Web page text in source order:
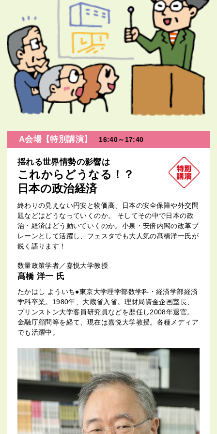
A会場【特別講演】 16:40～17:40
揺れる世界情勢の影響は
これからどうなる！？
日本の政治経済
終わりの見えない円安と物価高、日本の安全保障や外交問
題などはどうなっていくのか。 そしてその中で日本の政
治・経済はどう動いていくのか。小泉・安倍内閣の改革ブ
レーンとして活躍し、フェスタでも大人気の髙橋洋一氏が
鋭く語ります！
数量政策学者／嘉悦大学教授
髙橋 洋一 氏
たかはし よういち●東京大学理学部数学科・経済学部経済
学科卒業。1980年、大蔵省入省。理財局資金企画室長、
プリンストン大学客員研究員などを歴任し2008年退官。
金融庁顧問等を経て、現在は嘉悦大学教授。各種メディア
でも活躍中。